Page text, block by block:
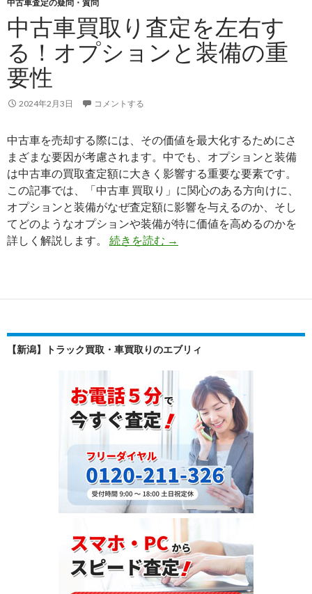
向：
経
済
節
が
如
何
に
影
か
中古車査定の疑問・質問
中古車買取り査定を左右す
る！オプションと装備の重
要性
2024年2月3日 コメントする
中古車を売却する際には、その価値を最大化するためにさ
まざまな要因が考慮されます。中でも、オプションと装備
は中古車の買取査定額に大きく影響する重要な要素です。
この記事では、「中古車 買取り」に関心のある方向けに、
オプションと装備がなぜ査定額に影響を与えるのか、そし
てどのようなオプションや装備が特に価値を高めるのかを
詳しく解説します。 続きを読む 中
査
定
を
右
す
オ
プ
シ
ョ
ン
と
装
備
の
→
【新潟】トラック買取・車買取りのエブリィ